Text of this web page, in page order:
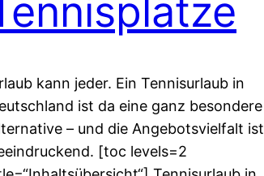
kann jeder. Ein Tennisurlaub in
ist da eine ganz besondere
– und die Angebotsvielfalt ist
[toc levels=2